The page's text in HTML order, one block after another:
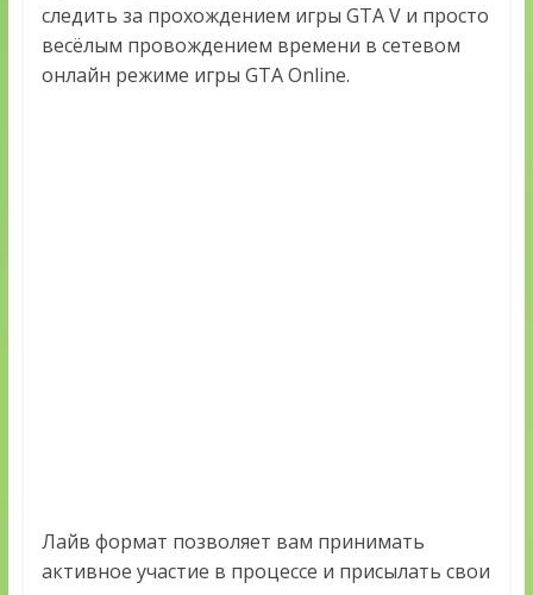
следить за прохождением игры GTA V и просто
весёлым провождением времени в сетевом
онлайн режиме игры GTA Online.
Лайв формат позволяет вам принимать
активное участие в процессе и присылать свои